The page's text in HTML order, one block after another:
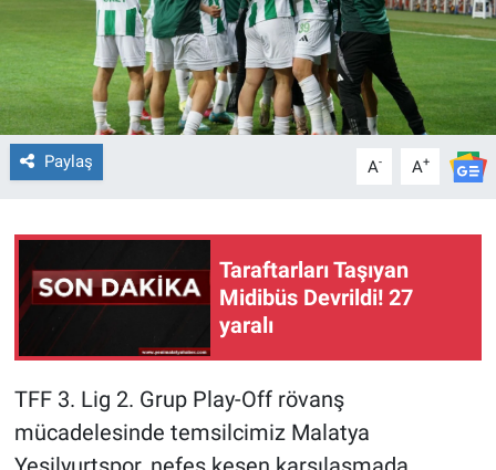
Paylaş A- A+
Taraftarları Taşıyan
Midibüs Devrildi! 27
yaralı
TFF 3. Lig 2. Grup Play-Off rövanş
mücadelesinde temsilcimiz Malatya